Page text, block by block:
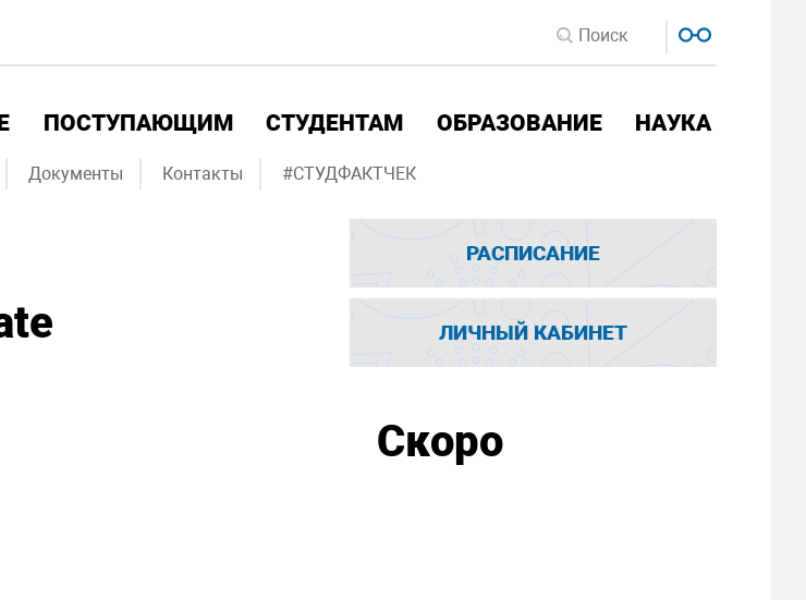
ПОСТУПАЮЩИМ СТУДЕНТАМ ОБРАЗОВАНИЕ НАУКА
Документы Контакты #СТУДФАКТЧЕК
РАСПИСАНИЕ
ЛИЧНЫЙ КАБИНЕТ
Скоро